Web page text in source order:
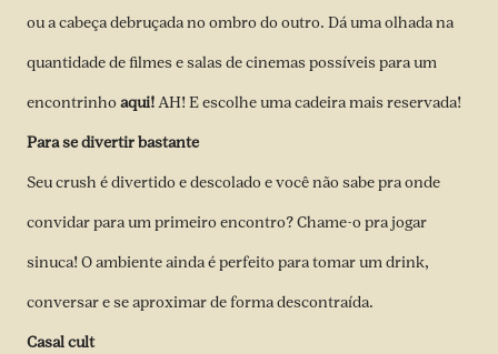
ou a cabeça debruçada no ombro do outro. Dá uma olhada na
quantidade de filmes e salas de cinemas possíveis para um
encontrinhoaqui!AH! E escolhe uma cadeira mais reservada!
Para se divertir bastante
Seu crush é divertido e descolado e você não sabe pra onde
convidar para um primeiro encontro? Chame-o pra jogar
sinuca! O ambiente ainda é perfeito para tomar um drink,
conversar e se aproximar de forma descontraída.
Casal cult